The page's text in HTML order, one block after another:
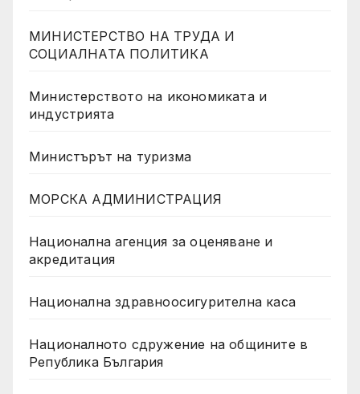
МИНИСТЕРСТВО НА ТРУДА И
СОЦИАЛНАТА ПОЛИТИКА
Министерството на икономиката и
индустрията
Министърът на туризма
МОРСКА АДМИНИСТРАЦИЯ
Национална агенция за оценяване и
акредитация
Национална здравноосигурителна каса
Националното сдружение на общините в
Република България